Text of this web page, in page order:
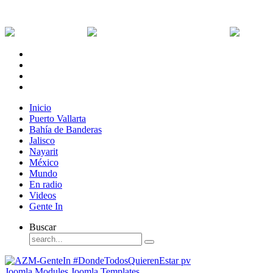
Inicio
Puerto Vallarta
Bahía de Banderas
Jalisco
Nayarit
México
Mundo
En radio
Videos
Gente In
Buscar